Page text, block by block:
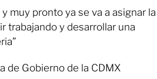
muy pronto ya se va a asignar la
trabajando y desarrollar una
de Gobierno de la CDMX